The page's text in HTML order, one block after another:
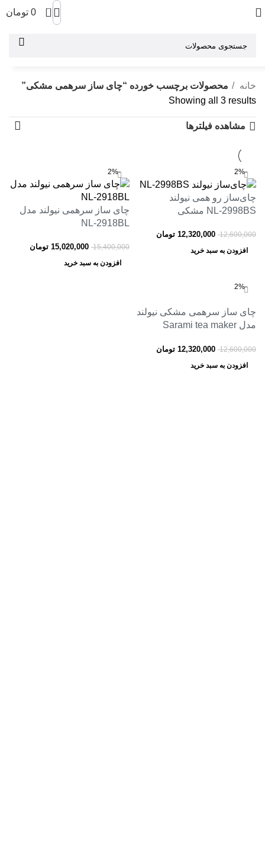
0
0 تومان
خانه
محصولات برچسب خورده “چای ساز سرهمی مشکی”
Showing all 3 results
مشاهده فیلترها
-2%
چای‌ساز رو همی نیولند
NL‑2998BS مشکی
12,600,000
12,320,000 تومان
افزودن به سبد خرید
-2%
چای ساز سرهمی نیولند مدل
NL-2918BL
15,400,000
15,020,000 تومان
افزودن به سبد خرید
-2%
چای ساز سرهمی مشکی نیولند
مدل Sarami tea maker
12,600,000
12,320,000 تومان
افزودن به سبد خرید